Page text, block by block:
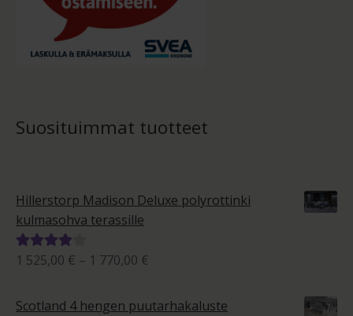
Suosituimmat tuotteet
Hillerstorp Madison Deluxe polyrottinki
kulmasohva terassille
Arvostelu
4.00
/ 5
1 525,00 € – 1 770,00 €
525,00 €
Scotland 4 hengen puutarhakaluste